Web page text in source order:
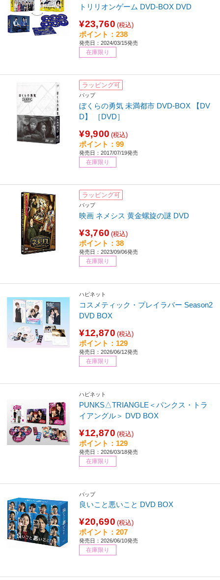
トリリオンゲーム DVD-BOX DVD
¥23,760 (税込)
ポイント：238
発売日：2024/03/15発売
在庫限り
ラッピング可
バップ
ぼくらの勇気 未満都市 DVD-BOX 【DV
D】 ［DVD］
¥9,900 (税込)
ポイント：99
発売日：2017/07/19発売
在庫限り
ラッピング可
バップ
映画 ネメシス 黄金螺旋の謎 DVD
¥3,760 (税込)
ポイント：38
発売日：2023/09/06発売
在庫限り
ハピネット
コスメティック・プレイラバー Season2
DVD BOX
¥12,870 (税込)
ポイント：129
発売日：2026/06/12発売
在庫限り
ハピネット
PUNKS△TRIANGLE＜パンクス・トラ
イアングル＞ DVD BOX
¥12,870 (税込)
ポイント：129
発売日：2026/03/18発売
在庫限り
バップ
良いこと悪いこと DVD BOX
¥20,690 (税込)
ポイント：207
発売日：2026/06/10発売
在庫限り